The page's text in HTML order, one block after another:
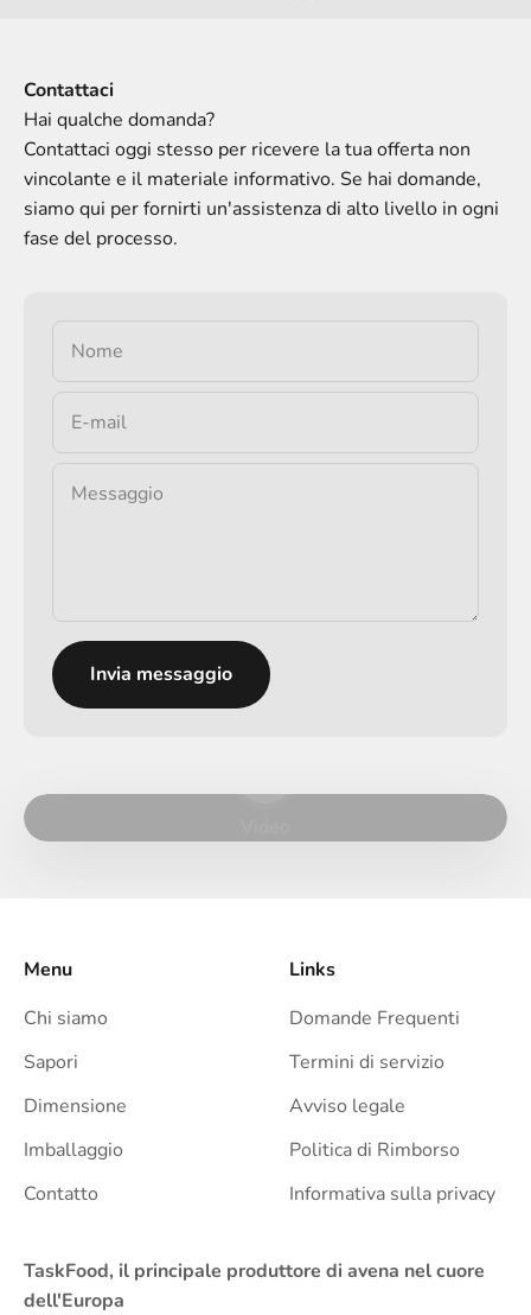
Contattaci
Hai qualche domanda?
Contattaci oggi stesso per ricevere la tua offerta non
vincolante e il materiale informativo. Se hai domande,
siamo qui per fornirti un'assistenza di alto livello in ogni
fase del processo.
Nome
E-mail
Messaggio
Invia messaggio
Menu
Chi siamo
Sapori
Dimensione
Imballaggio
Contatto
Links
Domande Frequenti
Termini di servizio
Avviso legale
Politica di Rimborso
Informativa sulla privacy
TaskFood, il principale produttore di avena nel cuore
dell'Europa